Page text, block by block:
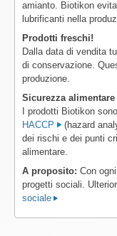
amianto. Biotikon
lubrificanti nella
Prodotti freschi!
Dalla data di vendita
di conservazione.
produzione.
Sicurezza alimentare
I prodotti Biotikon
HACCP
(hazard
dei rischi e dei punti
alimentare.
A proposito: Con
progetti sociali.
sociale